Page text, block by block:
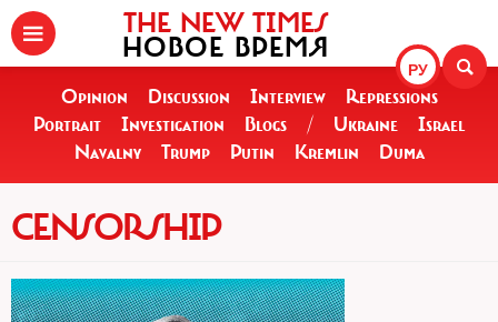
РУ
THE NEW TIMES
НОВОЕ ВРЕМЯ
Opinion Discussion Interview
Repressions
Portrait
Investigation Blogs / Ukraine
Israel
Navalny
Trump Putin Kremlin Duma
CENSORSHIP